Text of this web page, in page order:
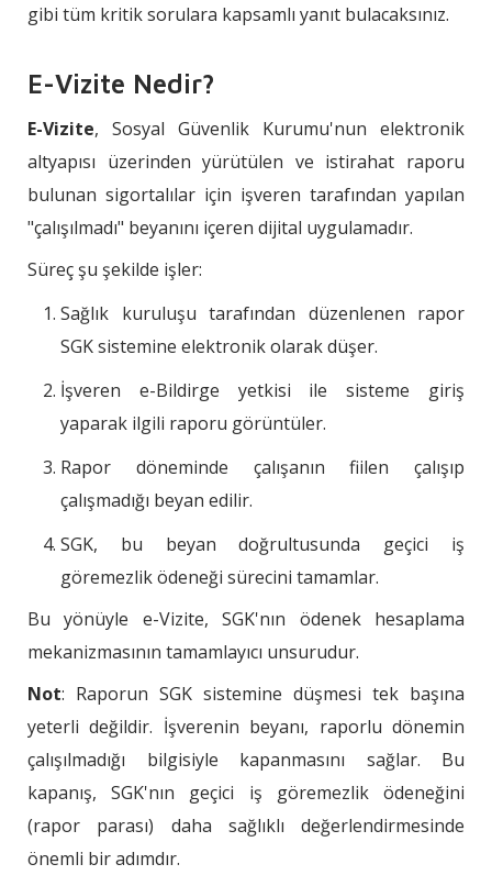
gibi tüm kritik sorulara kapsamlı yanıt bulacaksınız.
E-Vizite Nedir?
E-Vizite, Sosyal Güvenlik Kurumu'nun elektronik
altyapısı üzerinden yürütülen ve istirahat raporu
bulunan sigortalılar için işveren tarafından yapılan
"çalışılmadı" beyanını içeren dijital uygulamadır.
Süreç şu şekilde işler:
Sağlık kuruluşu tarafından düzenlenen rapor
SGK sistemine elektronik olarak düşer.
İşveren e-Bildirge yetkisi ile sisteme giriş
yaparak ilgili raporu görüntüler.
Rapor döneminde çalışanın fiilen çalışıp
çalışmadığı beyan edilir.
SGK, bu beyan doğrultusunda geçici iş
göremezlik ödeneği sürecini tamamlar.
Bu yönüyle e-Vizite, SGK'nın ödenek hesaplama
mekanizmasının tamamlayıcı unsurudur.
Not: Raporun SGK sistemine düşmesi tek başına
yeterli değildir. İşverenin beyanı, raporlu dönemin
çalışılmadığı bilgisiyle kapanmasını sağlar. Bu
kapanış, SGK'nın geçici iş göremezlik ödeneğini
(rapor parası) daha sağlıklı değerlendirmesinde
önemli bir adımdır.